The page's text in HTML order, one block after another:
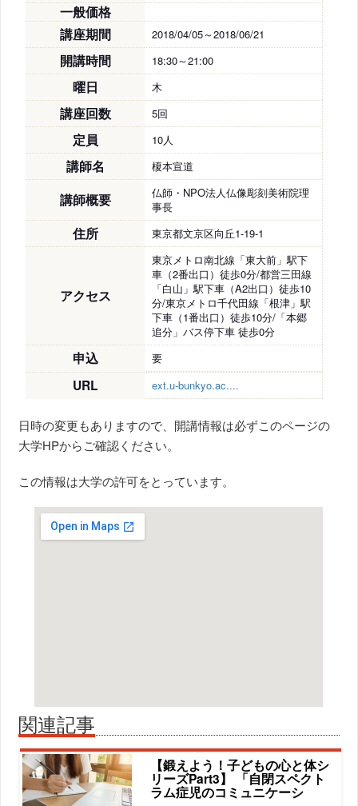
一般価格
講座期間
2018/04/05～2018/06/21
開講時間 18:30～21:00
曜日 木
講座回数 5回
定員 10人
講師名 榎本宣道
講師概要
仏師・NPO法人仏像彫刻美術院理
事長
住所 東京都文京区向丘1-19-1
アクセス
東京メトロ南北線「東大前」駅下
車（2番出口）徒歩0分/都営三田線
「白山」駅下車（A2出口）徒歩10
分/東京メトロ千代田線「根津」駅
下車（1番出口）徒歩10分/「本郷
追分」バス停下車 徒歩0分
申込 要
URL ext.u-bunkyo.ac....
日時の変更もありますので、開講情報は必ずこのページの
大学HPからご確認ください。
この情報は大学の許可をとっています。
関連記事
【鍛えよう！子どもの心と体シ
リーズPart3】 「自閉スペクト
ラム症児のコミュニケーシ